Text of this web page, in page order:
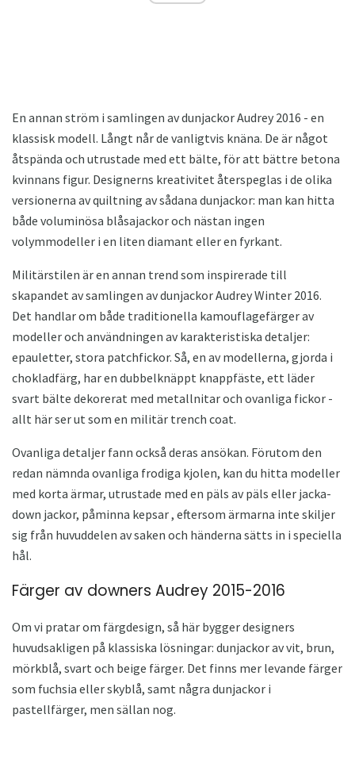
En annan ström i samlingen av dunjackor Audrey 2016 - en
klassisk modell. Långt når de vanligtvis knäna. De är något
åtspända och utrustade med ett bälte, för att bättre betona
kvinnans figur. Designerns kreativitet återspeglas i de olika
versionerna av quiltning av sådana dunjackor: man kan hitta
både voluminösa blåsajackor och nästan ingen
volymmodeller i en liten diamant eller en fyrkant.
Militärstilen är en annan trend som inspirerade till
skapandet av samlingen av dunjackor Audrey Winter 2016.
Det handlar om både traditionella kamouflagefärger av
modeller och användningen av karakteristiska detaljer:
epauletter, stora patchfickor. Så, en av modellerna, gjorda i
chokladfärg, har en dubbelknäppt knappfäste, ett läder
svart bälte dekorerat med metallnitar och ovanliga fickor -
allt här ser ut som en militär trench coat.
Ovanliga detaljer fann också deras ansökan. Förutom den
redan nämnda ovanliga frodiga kjolen, kan du hitta modeller
med korta ärmar, utrustade med en päls av päls eller jacka-
down jackor, påminna kepsar , eftersom ärmarna inte skiljer
sig från huvuddelen av saken och händerna sätts in i speciella
hål.
Färger av downers Audrey 2015-2016
Om vi ​​pratar om färgdesign, så här bygger designers
huvudsakligen på klassiska lösningar: dunjackor av vit, brun,
mörkblå, svart och beige färger. Det finns mer levande färger
som fuchsia eller skyblå, samt några dunjackor i
pastellfärger, men sällan nog.